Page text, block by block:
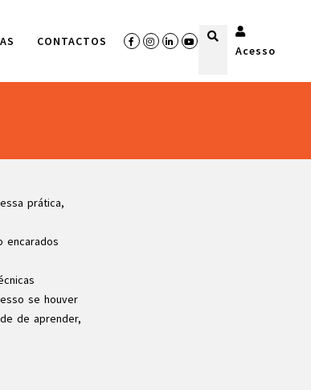
CONTACTOS
Acesso
prática,
encarados
se houver
de aprender,